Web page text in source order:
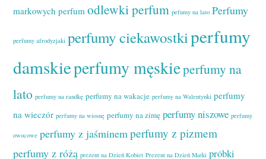
markowych perfum odlewki perfum pefumy na lato Perfumy
perfumy afrodyzjaki perfumy ciekawostkiperfumy
damskieperfumy męskieperfumy na
lato perfumy na randkę perfumy na wakacje perfumy na Walentynki perfumy
na wieczór perfumy na wiosnę perfumy na zimę perfumy niszowe perfumy
owocowe perfumy z jaśminemperfumy z pizmem
perfumy z różą prezent na Dzień Kobiet Prezent na Dzień Matki próbki